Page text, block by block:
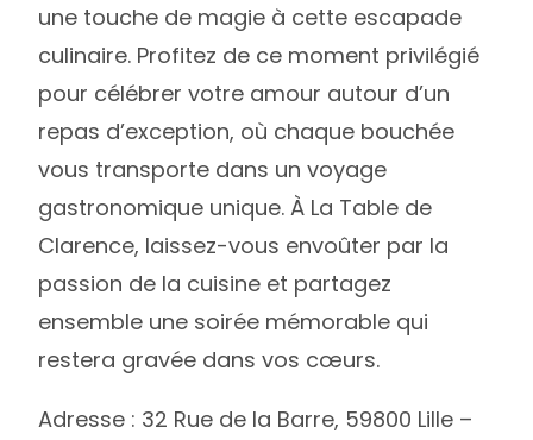
une touche de magie à cette escapade
culinaire. Profitez de ce moment privilégié
pour célébrer votre amour autour d’un
repas d’exception, où chaque bouchée
vous transporte dans un voyage
gastronomique unique. À La Table de
Clarence, laissez-vous envoûter par la
passion de la cuisine et partagez
ensemble une soirée mémorable qui
restera gravée dans vos cœurs.
Adresse : 32 Rue de la Barre, 59800 Lille –